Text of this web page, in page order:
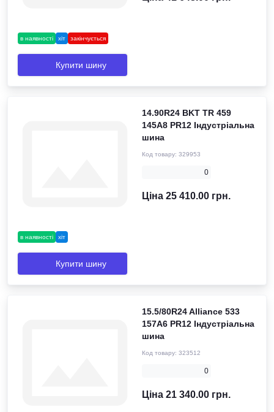
в наявності хіт закінчується
Купити шину
в наявності хіт
14.90R24 BKT TR 459
145A8 PR12 Індустріальна
шина
Код товару: 329953
0
Ціна 25 410.00 грн.
Купити шину
15.5/80R24 Alliance 533
157A6 PR12 Індустріальна
шина
Код товару: 323512
0
Ціна 21 340.00 грн.